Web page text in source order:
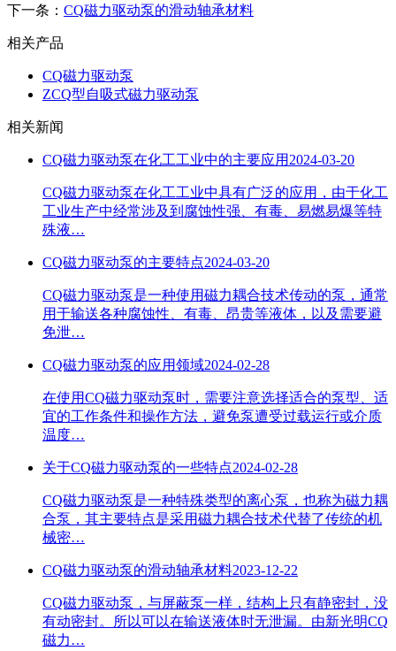
下一条： CQ磁力驱动泵的滑动轴承材料
相关产品
CQ磁力驱动泵
ZCQ型自吸式磁力驱动泵
相关新闻
CQ磁力驱动泵在化工工业中的主要应用 2024-03-20
CQ磁力驱动泵在化工工业中具有广泛的应用，由于化工
工业生产中经常涉及到腐蚀性强、有毒、易燃易爆等特
殊液…
CQ磁力驱动泵的主要特点2024-03-20
CQ磁力驱动泵是一种使用磁力耦合技术传动的泵，通常
用于输送各种腐蚀性、有毒、昂贵等液体，以及需要避
免泄…
CQ磁力驱动泵的应用领域2024-02-28
在使用CQ磁力驱动泵时，需要注意选择适合的泵型、适
宜的工作条件和操作方法，避免泵遭受过载运行或介质
温度…
关于CQ磁力驱动泵的一些特点2024-02-28
CQ磁力驱动泵是一种特殊类型的离心泵，也称为磁力耦
合泵，其主要特点是采用磁力耦合技术代替了传统的机
械密…
CQ磁力驱动泵的滑动轴承材料2023-12-22
CQ磁力驱动泵，与屏蔽泵一样，结构上只有静密封，没
有动密封。所以可以在输送液体时无泄漏。由新光明CQ
磁力…